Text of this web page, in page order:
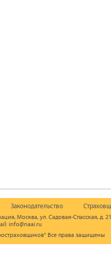
Законодательство
Москва, ул. Садовая-Спасская, д.
info@naai.ru
Все права защищены